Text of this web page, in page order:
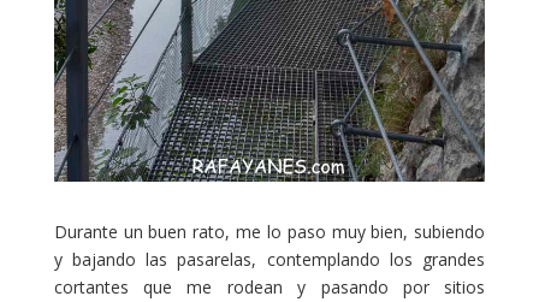
Durante un buen rato, me lo paso muy bien, subiendo
y bajando las pasarelas, contemplando los grandes
cortantes que me rodean y pasando por sitios